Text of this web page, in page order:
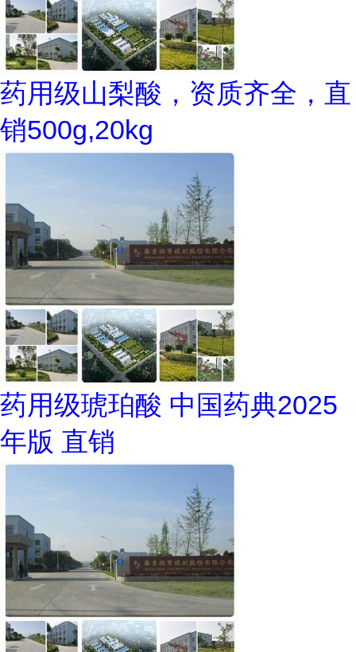
药用级山梨酸，资质齐全，直
销500g,20kg
药用级琥珀酸 中国药典2025
年版 直销